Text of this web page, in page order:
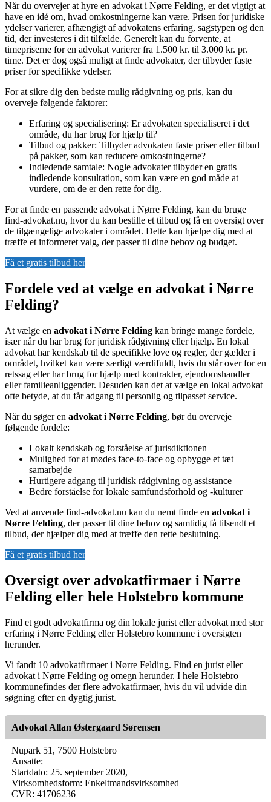
Når du overvejer at hyre en advokat i Nørre Felding, er det vigtigt at
have en idé om, hvad omkostningerne kan være. Prisen for juridiske
ydelser varierer, afhængigt af advokatens erfaring, sagstypen og den
tid, der investeres i dit tilfælde. Generelt kan du forvente, at
timepriserne for en advokat varierer fra 1.500 kr. til 3.000 kr. pr.
time. Det er dog også muligt at finde advokater, der tilbyder faste
priser for specifikke ydelser.
For at sikre dig den bedste mulig rådgivning og pris, kan du
overveje følgende faktorer:
Erfaring og specialisering: Er advokaten specialiseret i det
område, du har brug for hjælp til?
Tilbud og pakker: Tilbyder advokaten faste priser eller tilbud
på pakker, som kan reducere omkostningerne?
Indledende samtale: Nogle advokater tilbyder en gratis
indledende konsultation, som kan være en god måde at
vurdere, om de er den rette for dig.
For at finde en passende advokat i Nørre Felding, kan du bruge
find-advokat.nu, hvor du kan bestille et tilbud og få en oversigt over
de tilgængelige advokater i området. Dette kan hjælpe dig med at
træffe et informeret valg, der passer til dine behov og budget.
Få et gratis tilbud her
Fordele ved at vælge en advokat i Nørre
Felding?
At vælge en advokat i Nørre Felding kan bringe mange fordele,
især når du har brug for juridisk rådgivning eller hjælp. En lokal
advokat har kendskab til de specifikke love og regler, der gælder i
området, hvilket kan være særligt værdifuldt, hvis du står over for en
retssag eller har brug for hjælp med kontrakter, ejendomshandler
eller familieanliggender. Desuden kan det at vælge en lokal advokat
ofte betyde, at du får adgang til personlig og tilpasset service.
Når du søger en advokat i Nørre Felding, bør du overveje
følgende fordele:
Lokalt kendskab og forståelse af jurisdiktionen
Mulighed for at mødes face-to-face og opbygge et tæt
samarbejde
Hurtigere adgang til juridisk rådgivning og assistance
Bedre forståelse for lokale samfundsforhold og -kulturer
Ved at anvende find-advokat.nu kan du nemt finde en advokat i
Nørre Felding, der passer til dine behov og samtidig få tilsendt et
tilbud, der hjælper dig med at træffe den rette beslutning.
Få et gratis tilbud her
Oversigt over advokatfirmaer i Nørre
Felding eller hele Holstebro kommune
Find et godt advokatfirma og din lokale jurist eller advokat med stor
erfaring i Nørre Felding eller Holstebro kommune i oversigten
herunder.
Vi fandt 10 advokatfirmaer i Nørre Felding. Find en jurist eller
advokat i Nørre Felding og omegn herunder. I hele Holstebro
kommunefindes der flere advokatfirmaer, hvis du vil udvide din
søgning efter en dygtig jurist.
Advokat Allan Østergaard Sørensen
Nupark 51, 7500 Holstebro
Ansatte:
Startdato: 25. september 2020,
Virksomhedsform: Enkeltmandsvirksomhed
CVR: 41706236